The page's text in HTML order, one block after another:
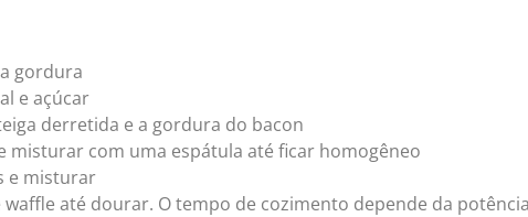
gordura
e açúcar
derretida e a gordura do bacon
misturar com uma espátula até ficar homogêneo
e misturar
até dourar. O tempo de cozimento depende da